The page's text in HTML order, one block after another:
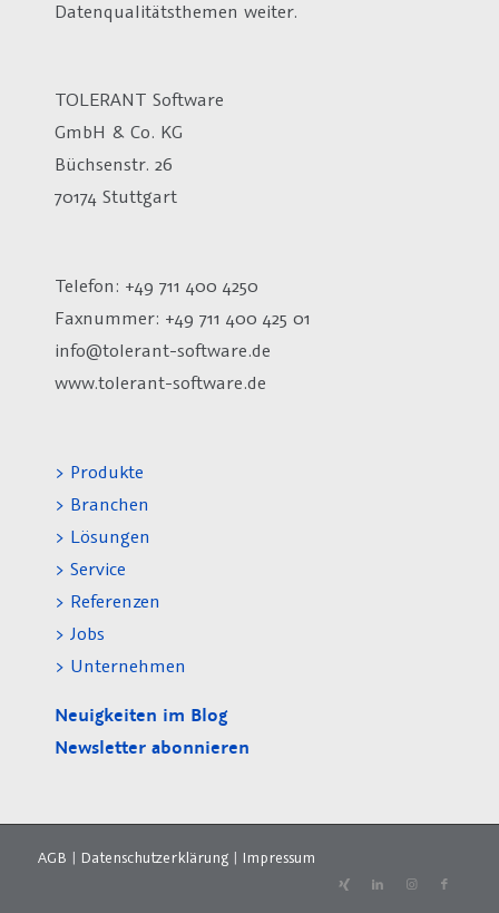
Datenqualitätsthemen weiter.
TOLERANT Software
GmbH & Co. KG
Büchsenstr. 26
70174 Stuttgart
Telefon: +49 711 400 4250
Faxnummer: +49 711 400 425 01
info@tolerant-software.de
www.tolerant-software.de
> Produkte
> Branchen
> Lösungen
> Service
> Referenzen
> Jobs
> Unternehmen
Neuigkeiten im Blog
Newsletter abonnieren
AGB | Datenschutzerklärung| Impressum